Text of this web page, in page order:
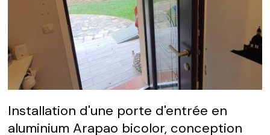
Installation d'une porte d'entrée en
aluminium Arapao bicolor, conception